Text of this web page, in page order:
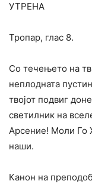
УТРЕНА
Тропар, глас 8.
Со течењето на
неплодната
твојот подвиг
светилник на
Арсение! Моли Го
наши.
Канон на